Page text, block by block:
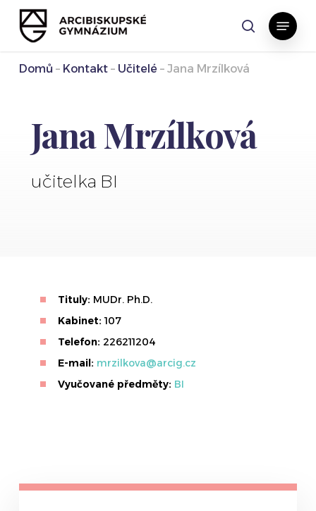
Skip
main
search
Menu
Domů – Kontakt– Učitelé – Jana Mrzílková
Jana Mrzílková
učitelka BI
Tituly: MUDr. Ph.D.
Kabinet: 107
Telefon: 226211204
E-mail: mrzilkova@arcig.cz
Vyučované předměty: BI